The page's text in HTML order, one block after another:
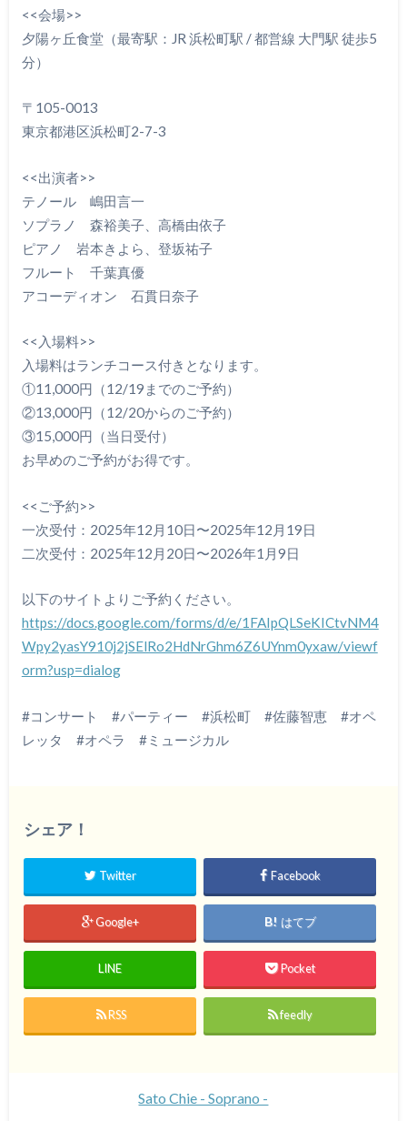
<<会場>>
夕陽ヶ丘食堂（最寄駅：JR 浜松町駅 / 都営線 大門駅 徒歩5
分）
〒105-0013
東京都港区浜松町2-7-3
<<出演者>>
テノール 嶋田言一
ソプラノ 森裕美子、高橋由依子
ピアノ 岩本きよら、登坂祐子
フルート 千葉真優
アコーディオン 石貫日奈子
<<入場料>>
入場料はランチコース付きとなります。
①11,000円（12/19までのご予約）
②13,000円（12/20からのご予約）
③15,000円（当日受付）
お早めのご予約がお得です。
<<ご予約>>
一次受付：2025年12月10日〜2025年12月19日
二次受付：2025年12月20日〜2026年1月9日
以下のサイトよりご予約ください。
https://docs.google.com/forms/d/e/1FAIpQLSeKICtvNM4
Wpy2yasY910j2jSElRo2HdNrGhm6Z6UYnm0yxaw/viewf
orm?usp=dialog
#コンサート #パーティー #浜松町 #佐藤智恵 #オペ
レッタ #オペラ #ミュージカル
シェア！
Twitter Facebook
Google+ はてブ
LINE Pocket
RSS feedly
Sato Chie - Soprano -